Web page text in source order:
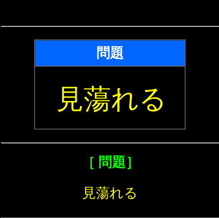
問題
見蕩れる
［ 問題］
見蕩れる